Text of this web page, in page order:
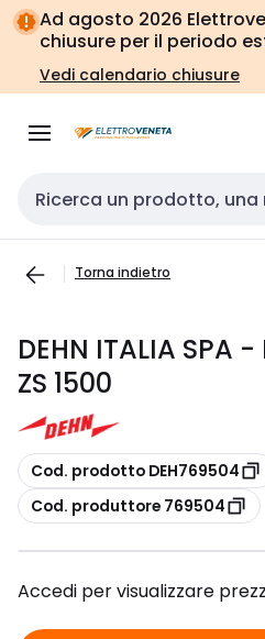
Vai alla
navigazione
Vai
alla
pagina
Ad agosto 2026
chiusure per il periodo
Vedi calendario chiusure
Cerca input
Torna indietro
DEHN ITALIA SPA
ZS 1500
copia
Cod. prodotto DEH769504
copia
Cod. produttore 769504
Accedi per visualizzare